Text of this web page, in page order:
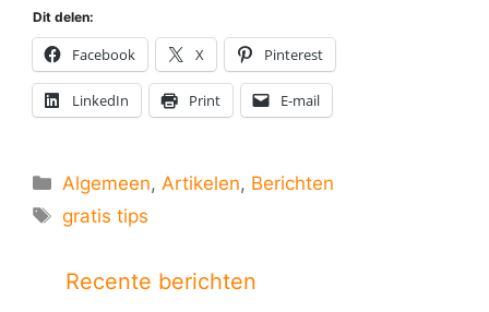
Dit delen:
Facebook X Pinterest
LinkedIn Print E-mail
Categorieën
Algemeen,Artikelen, Berichten
Tags
gratis tips
Recente berichten